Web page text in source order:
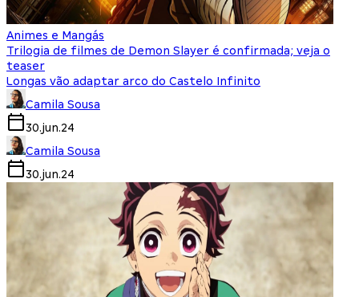
Animes e Mangás
Trilogia de filmes de Demon Slayer é confirmada; veja o
teaser
Longas vão adaptar arco do Castelo Infinito
Camila Sousa
30.jun.24
Camila Sousa
30.jun.24